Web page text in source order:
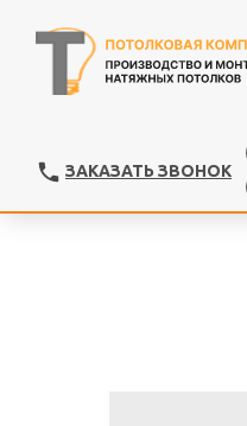
ЗАКАЗАТЬ ЗВОНОК